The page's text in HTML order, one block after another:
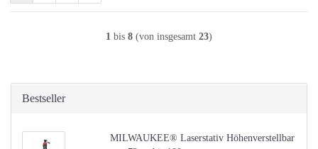
1 bis 8 (von insgesamt 23)
Bestseller
MILWAUKEE® Laserstativ Höhenverstellbar